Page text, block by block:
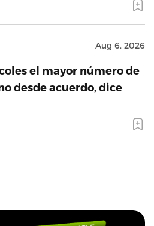
Aug 6, 2026
el mayor número de
desde acuerdo, dice